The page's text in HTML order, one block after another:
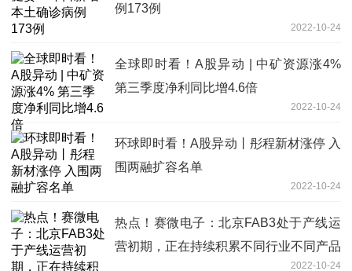
例173例
2022-10-24
全球即时看！A股异动 | 中矿资源涨4%
第三季度净利同比增4.6倍
2022-10-24
环球即时看！A股异动丨彤程新材涨停 入
围两融扩容名单
2022-10-24
热点！赛微电子：北京FAB3处于产线运
营初期，正在持续积累不同行业不同产品
2022-10-24